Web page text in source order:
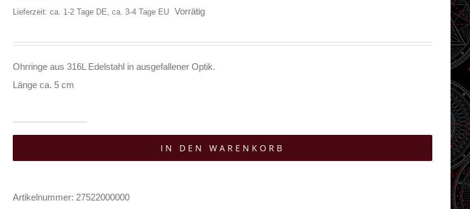
Lieferzeit: ca. 1-2 Tage DE, ca. 3-4 Tage EU
Vorrätig
Ohrringe aus 316L Edelstahl in ausgefallener Optik.
Länge ca. 5 cm
Menge
IN DEN WARENKORB
Artikelnummer: 27522000000